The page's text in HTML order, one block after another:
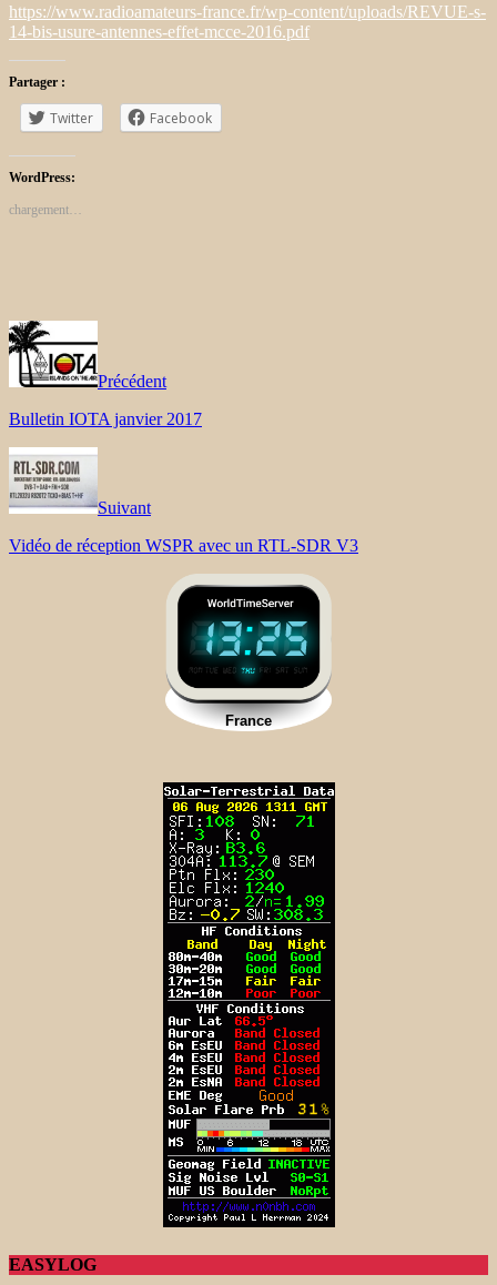
https://www.radioamateurs-france.fr/wp-content/uploads/REVUE-s-
14-bis-usure-antennes-effet-mcce-2016.pdf
Partager :
Twitter Facebook
WordPress:
chargement…
Précédent
Bulletin IOTA janvier 2017
Suivant
Vidéo de réception WSPR avec un RTL-SDR V3
EASYLOG